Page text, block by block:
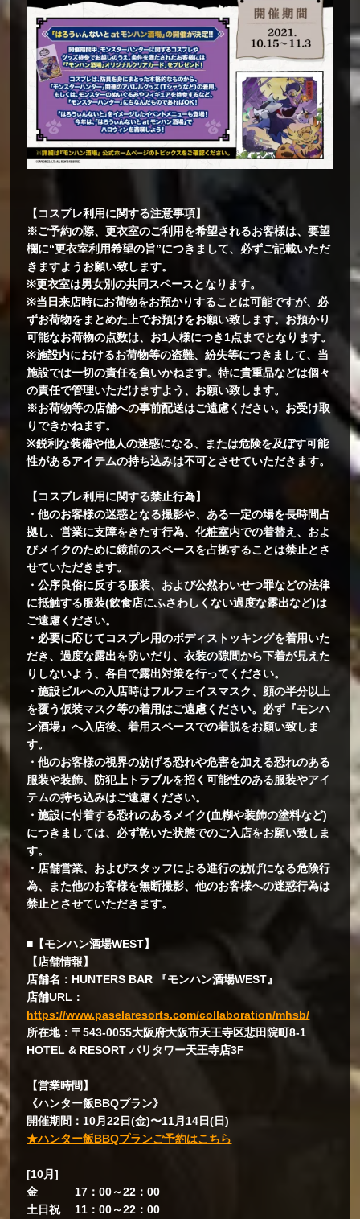
【コスプレ利用に関する注意事項】
※ご予約の際、更衣室のご利用を希望されるお客様は、要望
欄に“更衣室利用希望の旨”につきまして、必ずご記載いただ
きますようお願い致します。
※更衣室は男女別の共同スペースとなります。
※当日来店時にお荷物をお預かりすることは可能ですが、必
ずお荷物をまとめた上でお預けをお願い致します。お預かり
可能なお荷物の点数は、お1人様につき1点までとなります。
※施設内におけるお荷物等の盗難、紛失等につきまして、当
施設では一切の責任を負いかねます。特に貴重品などは個々
の責任で管理いただけますよう、お願い致します。
※お荷物等の店舗への事前配送はご遠慮ください。お受け取
りできかねます。
※鋭利な装備や他人の迷惑になる、または危険を及ぼす可能
性があるアイテムの持ち込みは不可とさせていただきます。
【コスプレ利用に関する禁止行為】
・他のお客様の迷惑となる撮影や、ある一定の場を長時間占
拠し、営業に支障をきたす行為、化粧室内での着替え、およ
びメイクのために鏡前のスペースを占拠することは禁止とさ
せていただきます。
・公序良俗に反する服装、および公然わいせつ罪などの法律
に抵触する服装(飲食店にふさわしくない過度な露出など)は
ご遠慮ください。
・必要に応じてコスプレ用のボディストッキングを着用いた
だき、過度な露出を防いだり、衣装の隙間から下着が見えた
りしないよう、各自で露出対策を行ってください。
・施設ビルへの入店時はフルフェイスマスク、顔の半分以上
を覆う仮装マスク等の着用はご遠慮ください。必ず『モンハ
ン酒場』へ入店後、着用スペースでの着脱をお願い致しま
す。
・他のお客様の視界の妨げる恐れや危害を加える恐れのある
服装や装飾、防犯上トラブルを招く可能性のある服装やアイ
テムの持ち込みはご遠慮ください。
・施設に付着する恐れのあるメイク(血糊や装飾の塗料など)
につきましては、必ず乾いた状態でのご入店をお願い致しま
す。
・店舗営業、およびスタッフによる進行の妨げになる危険行
為、また他のお客様を無断撮影、他のお客様への迷惑行為は
禁止とさせていただきます。
■【モンハン酒場WEST】
【店舗情報】
店舗名：HUNTERS BAR 『モンハン酒場WEST』
店舗URL：
https://www.paselaresorts.com/collaboration/mhsb/
所在地：〒543-0055大阪府大阪市天王寺区悲田院町8-1
HOTEL & RESORT バリタワー天王寺店3F
【営業時間】
《ハンター飯BBQプラン》
開催期間：10月22日(金)〜11月14日(日)
★ハンター飯BBQプランご予約はこちら
[10月]
金 17：00～22：00
土日祝 11：00～22：00